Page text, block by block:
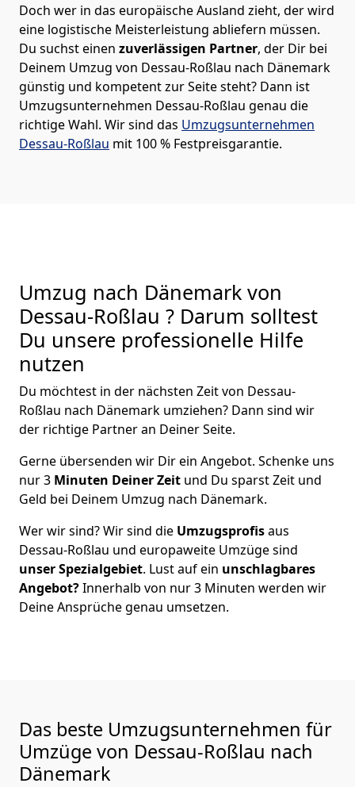
Doch wer in das europäische Ausland zieht, der wird
eine logistische Meisterleistung abliefern müssen.
Du suchst einen zuverlässigen Partner, der Dir bei
Deinem Umzug von Dessau-Roßlau nach Dänemark
günstig und kompetent zur Seite steht? Dann ist
Umzugsunternehmen Dessau-Roßlau genau die
richtige Wahl. Wir sind das Umzugsunternehmen
Dessau-Roßlau mit 100 % Festpreisgarantie.
Umzug nach Dänemark von
Dessau-Roßlau ? Darum solltest
Du unsere professionelle Hilfe
nutzen
Du möchtest in der nächsten Zeit von Dessau-
Roßlau nach Dänemark umziehen? Dann sind wir
der richtige Partner an Deiner Seite.
Gerne übersenden wir Dir ein Angebot. Schenke uns
nur3 Minuten Deiner Zeit und Du sparst Zeit und
Geld bei Deinem Umzug nach Dänemark.
Wer wir sind? Wir sind die Umzugsprofisaus
Dessau-Roßlau und europaweite Umzüge sind
unser Spezialgebiet. Lust auf ein unschlagbares
Angebot?Innerhalb von nur3 Minuten werden wir
Deine Ansprüche genau umsetzen.
Das beste Umzugsunternehmen für
Umzüge von Dessau-Roßlau nach
Dänemark